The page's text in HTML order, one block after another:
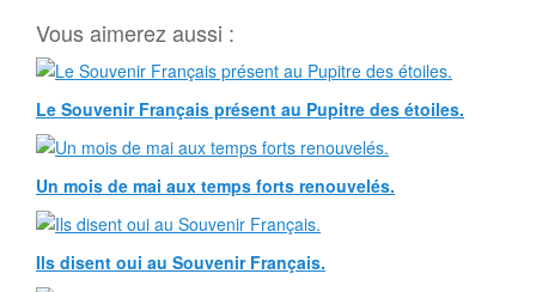
Vous aimerez aussi :
Le Souvenir Français présent au Pupitre des étoiles.
Un mois de mai aux temps forts renouvelés.
Ils disent oui au Souvenir Français.